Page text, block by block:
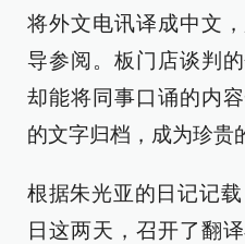
将外文电讯译成中文
导参阅。板门店谈判
却能将同事口诵的内
的文字归档，成为珍贵
根据朱光亚的日记记
日这两天，召开了翻